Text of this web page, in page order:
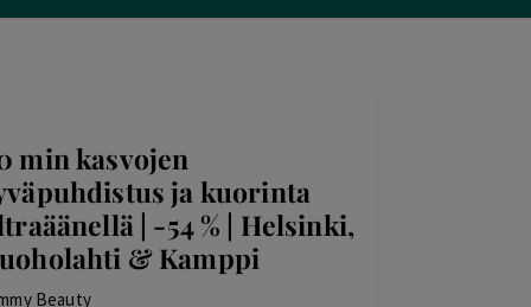
min kasvojen
ja kuorinta
| -54 % | Helsinki,
& Kamppi
Beauty